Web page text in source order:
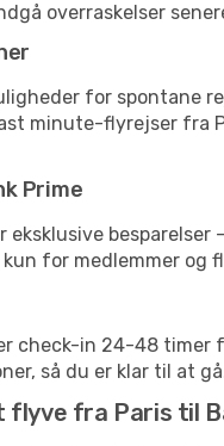
overraskelser
for spontane
minute-flyrejser fra
Prime
eksklusive
for medlemmer og
check-in 24-48 timer
så du er klar til at
fra Paris til